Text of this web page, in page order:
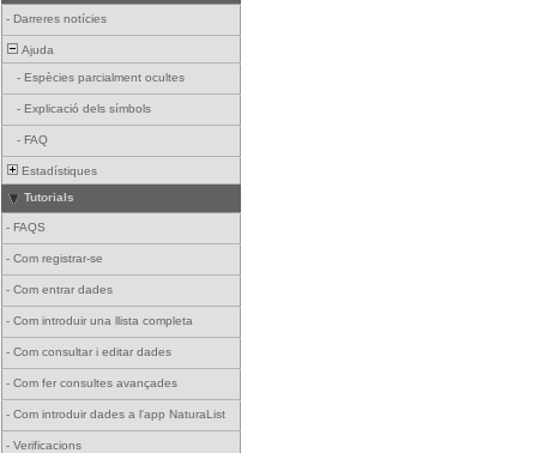
- Darreres notícies
Ajuda
- Espècies parcialment ocultes
- Explicació dels símbols
- FAQ
Estadístiques
Tutorials
- FAQS
- Com registrar-se
- Com entrar dades
- Com introduir una llista completa
- Com consultar i editar dades
- Com fer consultes avançades
- Com introduir dades a l'app NaturaList
- Verificacions